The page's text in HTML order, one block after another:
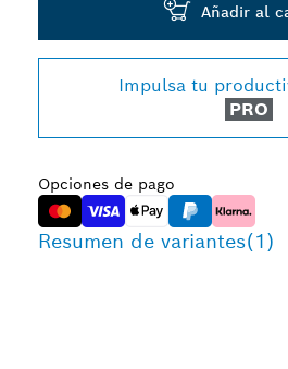
Añadir al
Impulsa tu
PRO
Opciones de pago
Resumen de variantes(1)